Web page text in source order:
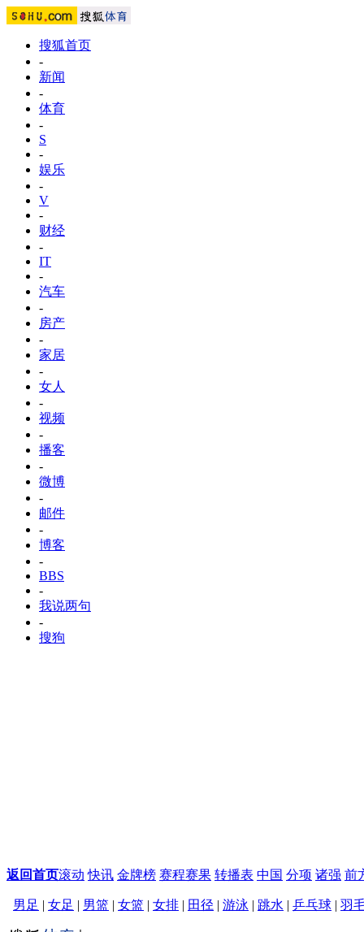
搜狐首页
-
新闻
-
体育
-
S
-
娱乐
-
V
-
财经
-
IT
-
汽车
-
房产
-
家居
-
女人
-
视频
-
播客
-
微博
-
邮件
-
博客
-
BBS
-
我说两句
-
搜狗
返回首页滚动 快讯 金牌榜 赛程赛果 转播表 中国 分项 诸强 前
男足 | 女足 | 男篮 | 女篮 | 女排 | 田径 | 游泳 | 跳水 | 乒乓球 | 羽